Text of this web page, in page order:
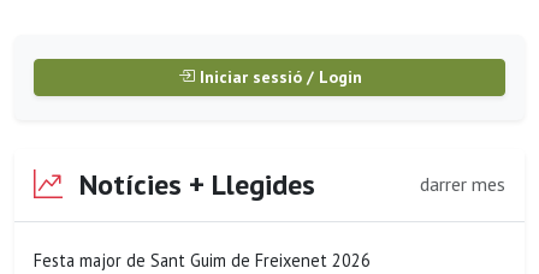
Iniciar sessió / Login
Notícies + Llegides darrer mes
Festa major de Sant Guim de Freixenet 2026